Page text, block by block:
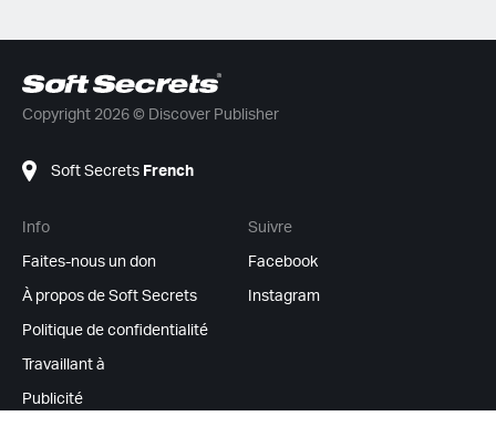
Copyright 2026 © Discover Publisher
Soft Secrets French
Info
Faites-nous un don
À propos de Soft Secrets
Politique de confidentialité
Travaillant à
Publicité
Suivre
Facebook
Instagram